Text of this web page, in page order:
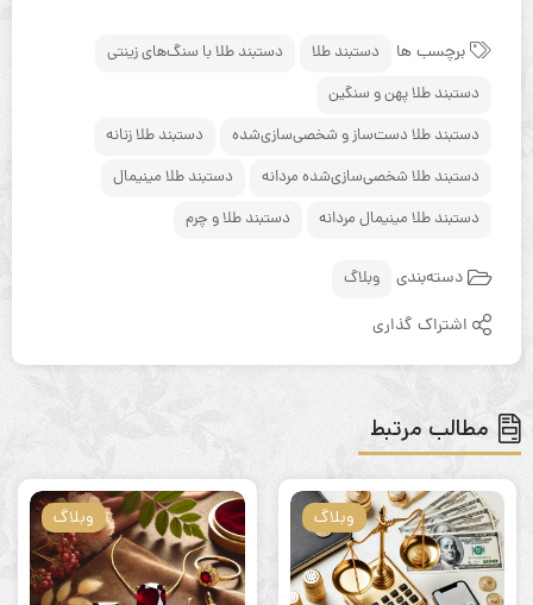
برچسب ها دستبند طلا
دستبند طلا با سنگ‌های زینتی
دستبند طلا پهن و سنگین
دستبند طلا دست‌ساز و شخصی‌سازی‌شده
دستبند طلا زنانه
دستبند طلا شخصی‌سازی‌شده مردانه
دستبند طلا مینیمال
دستبند طلا مینیمال مردانه
دستبند طلا و چرم
دسته‌بندی وبلاگ
اشتراک گذاری
مطالب مرتبط
وبلاگ وبلاگ